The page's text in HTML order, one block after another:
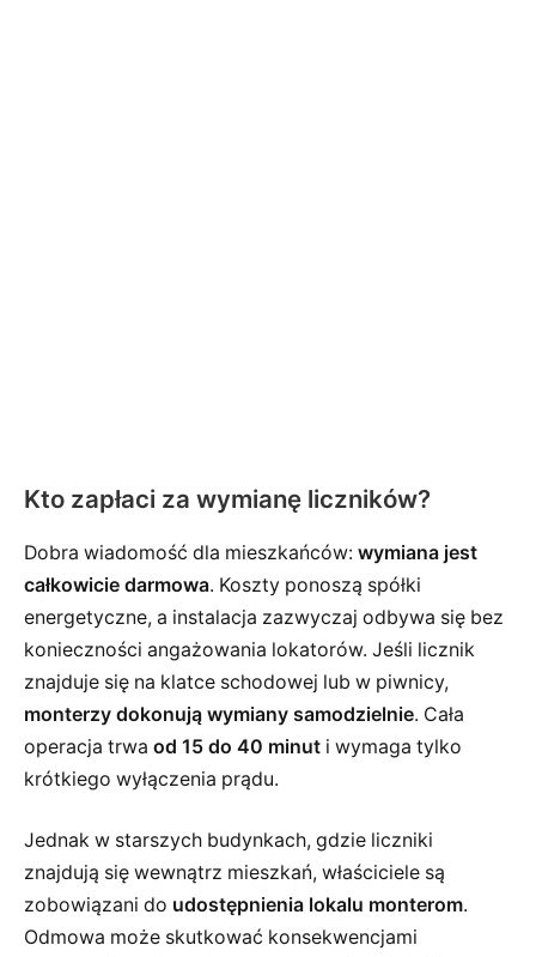
Kto zapłaci za wymianę liczników?
Dobra wiadomość dla mieszkańców: wymiana jest
całkowicie darmowa. Koszty ponoszą spółki
energetyczne, a instalacja zazwyczaj odbywa się bez
konieczności angażowania lokatorów. Jeśli licznik
znajduje się na klatce schodowej lub w piwnicy,
monterzy dokonują wymiany samodzielnie. Cała
operacja trwa od 15 do 40 minut i wymaga tylko
krótkiego wyłączenia prądu.
Jednak w starszych budynkach, gdzie liczniki
znajdują się wewnątrz mieszkań, właściciele są
zobowiązani do udostępnienia lokalu monterom.
Odmowa może skutkować konsekwencjami